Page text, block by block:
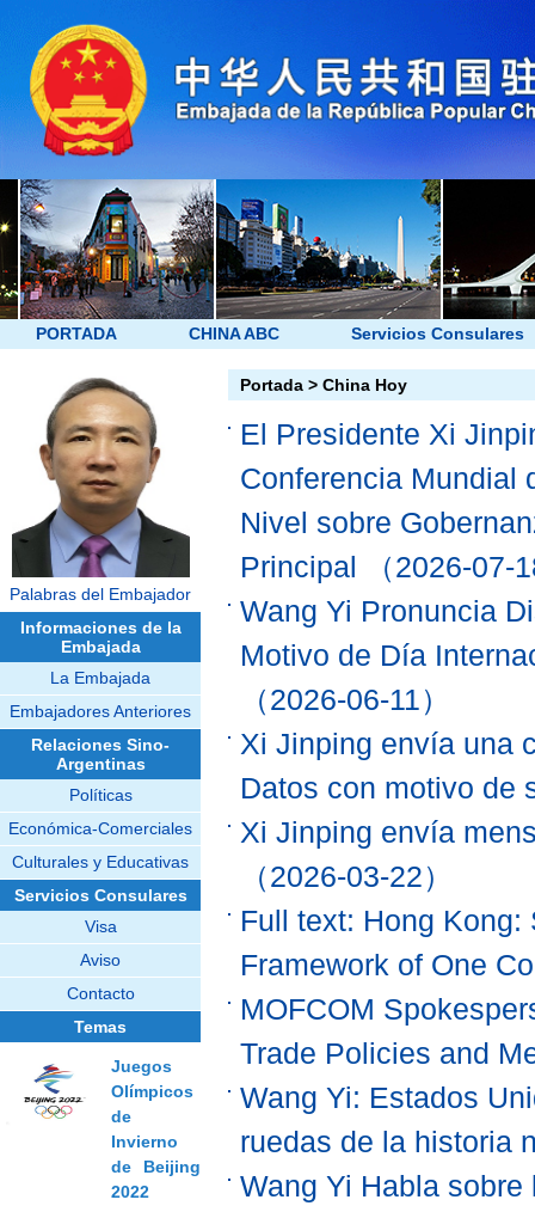
PORTADA CHINA ABC Servicios Consulares
Palabras del Embajador
Informaciones de la
Embajada
La Embajada
Embajadores Anteriores
Relaciones Sino-
Argentinas
Políticas
Económica-Comerciales
Culturales y Educativas
Servicios Consulares
Visa
Aviso
Contacto
Temas
Juegos
Olímpicos
de
Invierno
de Beijing
2022
Portada > China Hoy
El Presidente Xi
Conferencia Mundial
Nivel sobre
Principal
（2026-07-
Wang Yi Pronuncia
Motivo de Día
（2026-06-11）
Xi Jinping envía una
Datos con motivo de
Xi Jinping envía
（2026-03-22）
Full text: Hong
Framework of One
MOFCOM
Trade Policies and
Wang Yi: Estados
ruedas de la historia
Wang Yi Habla